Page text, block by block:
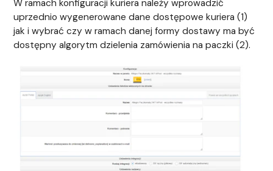
W ramach konfiguracji kuriera należy wprowadzić
uprzednio wygenerowane dane dostępowe kuriera (1)
jak i wybrać czy w ramach danej formy dostawy ma być
dostępny algorytm dzielenia zamówienia na paczki (2).